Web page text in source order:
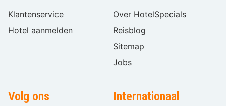
Klantenservice
Hotel aanmelden
Over HotelSpecials
Reisblog
Sitemap
Jobs
Volg ons Internationaal